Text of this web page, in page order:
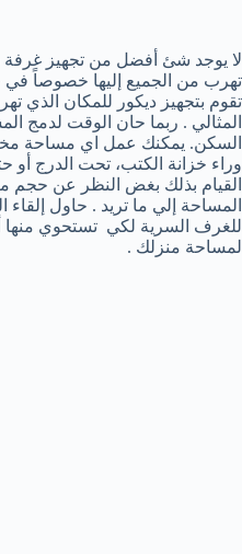
لا يوجد شئ أفضل من تجهيز
تهرب من الجميع إليها خصوصاً في
تقوم بتجهيز ديكور للمكان الذي
المثالي . ربما حان الوقت لدمج
السكن. يمكنك عمل اي مساحة
وراء خزانة الكتب، تحت الدرج أو
القيام بذلك بغض النظر عن حجم
المساحة إلي ما تريد . حاول إلقاء
للغرف السرية لكي تستحوي منها
لمساحة منزلك .